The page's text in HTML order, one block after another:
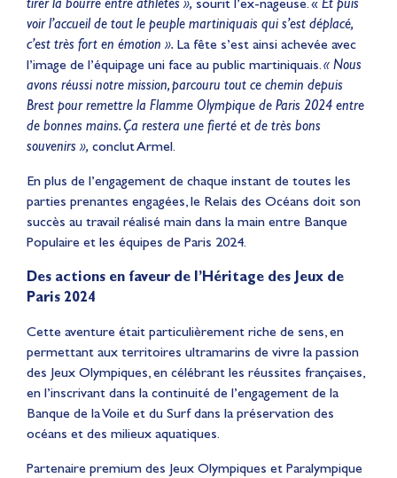
voir l’accueil de tout le peuple martiniquais qui s’est déplacé,
c’est très fort en émotion ». La fête s’est ainsi achevée avec
l’image de l’équipage uni face au public martiniquais.« Nous
avons réussi notre mission, parcouru tout ce chemin depuis
Brest pour remettre la Flamme Olympique de Paris 2024 entre
de bonnes mains. Ça restera une fierté et de très bons
souvenirs », conclut Armel.
En plus de l’engagement de chaque instant de toutes les
parties prenantes engagées, le Relais des Océans doit son
succès au travail réalisé main dans la main entre Banque
Populaire et les équipes de Paris 2024.
Des actions en faveur de l’Héritage des Jeux de
Paris 2024
Cette aventure était particulièrement riche de sens, en
permettant aux territoires ultramarins de vivre la passion
des Jeux Olympiques, en célébrant les réussites françaises,
en l’inscrivant dans la continuité de l’engagement de la
Banque de la Voile et du Surf dans la préservation des
océans et des milieux aquatiques.
Partenaire premium des Jeux Olympiques et Paralympique